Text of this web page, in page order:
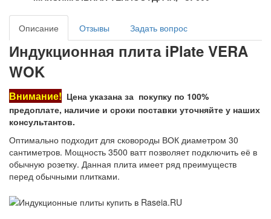
Описание Отзывы Задать вопрос
Индукционная плита iPlate VERA
WOK
Внимание! Цена указана за покупку по 100%
предоплате, наличие и сроки поставки уточняйте у наших
консультантов.
Оптимально подходит для сковороды ВОК диаметром 30
сантиметров. Мощность 3500 ватт позволяет подключить её в
обычную розетку. Данная плита имеет ряд преимуществ
перед обычными плитками.